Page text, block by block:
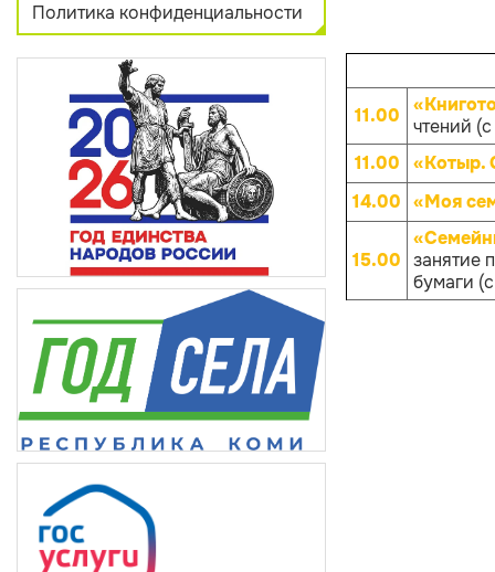
Политика конфиденциальности
11.00
чтений
11.00
«Котыр.
14.00 «Моя
15.00 занятие
бумаги